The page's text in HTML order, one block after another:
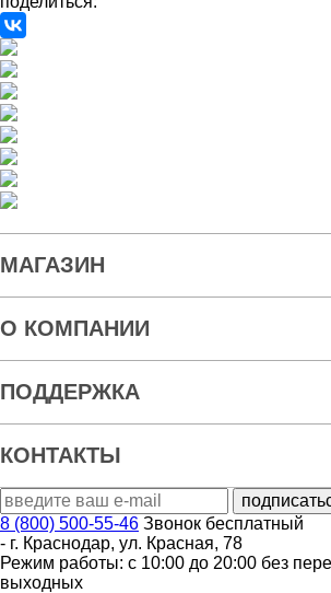
МАГАЗИН
О КОМПАНИИ
ПОДДЕРЖКА
КОНТАКТЫ
8 (800) 500-55-46 Звонок бесплатный
- г. Краснодар, ул. Красная, 78
Режим работы: с 10:00 до 20:00 без
выходных